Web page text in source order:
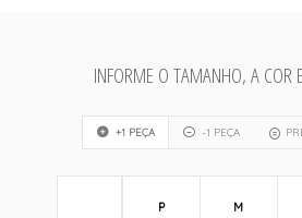
INFORME O TAMANHO, A COR
+1 PEÇA -1 PEÇA
P M